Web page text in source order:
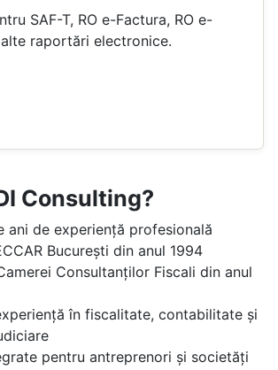
SAF-T, RO e-Factura, RO e-
raportări electronice.
Consulting?
ani de experiență profesională
București din anul 1994
Consultanților Fiscali din anul
în fiscalitate, contabilitate și
pentru antreprenori și societăți